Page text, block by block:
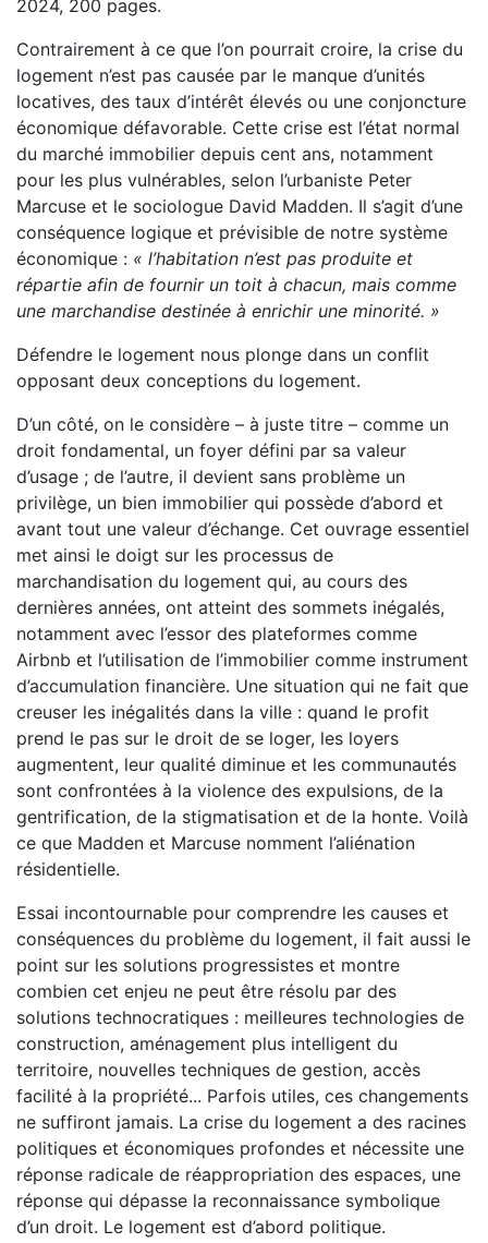
2024, 200 pages.
Contrairement à ce que l’on pourrait croire, la crise du
logement n’est pas causée par le manque d’unités
locatives, des taux d’intérêt élevés ou une conjoncture
économique défavorable. Cette crise est l’état normal
du marché immobilier depuis cent ans, notamment
pour les plus vulnérables, selon l’urbaniste Peter
Marcuse et le sociologue David Madden. Il s’agit d’une
conséquence logique et prévisible de notre système
économique : « l’habitation n’est pas produite et
répartie afin de fournir un toit à chacun, mais comme
une marchandise destinée à enrichir une minorité. »
Défendre le logement nous plonge dans un conflit
opposant deux conceptions du logement.
D’un côté, on le considère – à juste titre – comme un
droit fondamental, un foyer défini par sa valeur
d’usage ; de l’autre, il devient sans problème un
privilège, un bien immobilier qui possède d’abord et
avant tout une valeur d’échange. Cet ouvrage essentiel
met ainsi le doigt sur les processus de
marchandisation du logement qui, au cours des
dernières années, ont atteint des sommets inégalés,
notamment avec l’essor des plateformes comme
Airbnb et l’utilisation de l’immobilier comme instrument
d’accumulation financière. Une situation qui ne fait que
creuser les inégalités dans la ville : quand le profit
prend le pas sur le droit de se loger, les loyers
augmentent, leur qualité diminue et les communautés
sont confrontées à la violence des expulsions, de la
gentrification, de la stigmatisation et de la honte. Voilà
ce que Madden et Marcuse nomment l’aliénation
résidentielle.
Essai incontournable pour comprendre les causes et
conséquences du problème du logement, il fait aussi le
point sur les solutions progressistes et montre
combien cet enjeu ne peut être résolu par des
solutions technocratiques : meilleures technologies de
construction, aménagement plus intelligent du
territoire, nouvelles techniques de gestion, accès
facilité à la propriété... Parfois utiles, ces changements
ne suffiront jamais. La crise du logement a des racines
politiques et économiques profondes et nécessite une
réponse radicale de réappropriation des espaces, une
réponse qui dépasse la reconnaissance symbolique
d’un droit. Le logement est d’abord politique.